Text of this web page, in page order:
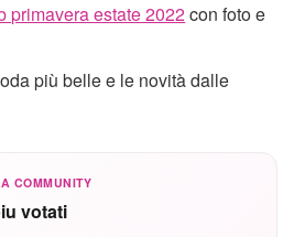
primavera estate 2022con foto e
più belle e le novità dalle
COMMUNITY
votati